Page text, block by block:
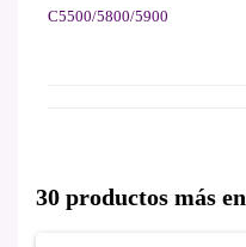
C5500/5800/5900
30 productos más